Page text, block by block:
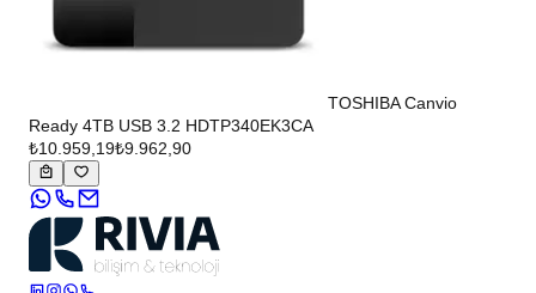
TOSHIBA Canvio
Ready 4TB USB 3.2 HDTP340EK3CA
₺10.959,19₺9.962,90